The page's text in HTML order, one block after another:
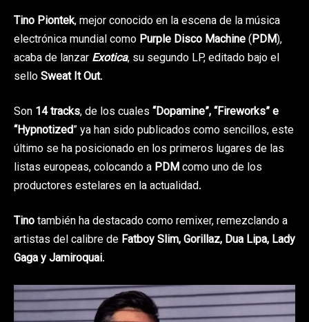
Tino Piontek, mejor conocido en la escena de la música
electrónica mundial como Purple Disco Machine(PDM),
acaba de lanzar Exotica, su segundo LP, editado bajo el
selloSweat It Out.
Son 14 tracks, de los cuales “Dopamine”, “Fireworks” e
“Hypnotized” ya han sido publicados como sencillos, este
último se ha posicionado en los primeros lugares de las
listas europeas, colocando a PDMcomo uno de los
productores estelares en la actualidad.
Tinotambién ha destacado como remixer, remezclando a
artistas del calibre de Fatboy Slim,Gorillaz, Dua Lipa, Lady
Gaga y Jamiroquai.